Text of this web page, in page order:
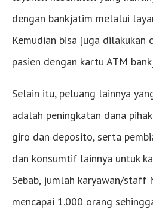
dengan bankjatim melalui
Kemudian bisa juga dilakukan
pasien dengan kartu ATM
Selain itu, peluang lainnya
adalah peningkatan dana
giro dan deposito, serta
dan konsumtif lainnya untuk
Sebab, jumlah karyawan/staff
mencapai 1.000 orang